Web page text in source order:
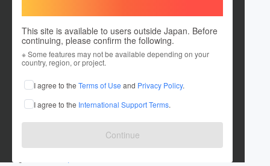
This site is available to users outside Japan. Before
continuing, please confirm the following.
※ Some features may not be available depending on your
country, region, or project.
I agree to the Terms of Use and Privacy Policy.
I agree to the International Support Terms.
Continue
hb88host
在住国：日本
出身国：日本
HB88 ✅ TRANG CHỦ HB88.COM CHÍNH THỨC 2024
www.facebook.com/hb88host/